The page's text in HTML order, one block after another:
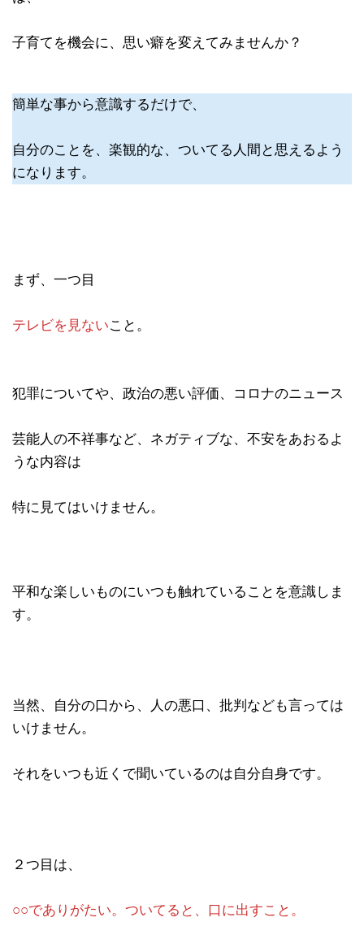
子育てを機会に、思い癖を変えてみませんか？
簡単な事から意識するだけで、
自分のことを、楽観的な、ついてる人間と思えるよう
になります。
まず、一つ目
テレビを見ないこと。
犯罪についてや、政治の悪い評価、コロナのニュース
芸能人の不祥事など、ネガティブな、不安をあおるよ
うな内容は
特に見てはいけません。
平和な楽しいものにいつも触れていることを意識しま
す。
当然、自分の口から、人の悪口、批判なども言っては
いけません。
それをいつも近くで聞いているのは自分自身です。
２つ目は、
○○でありがたい。ついてると、口に出すこと。